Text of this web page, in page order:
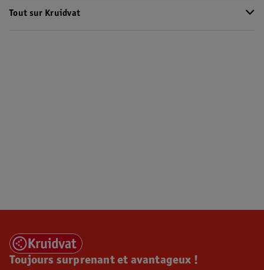
Tout sur Kruidvat
Toujours surprenant et avantageux !